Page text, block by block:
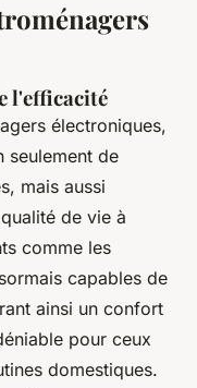
l'efficacité
électroniques,
seulement de
mais aussi
de vie à
comme les
capables de
ainsi un confort
pour ceux
domestiques.